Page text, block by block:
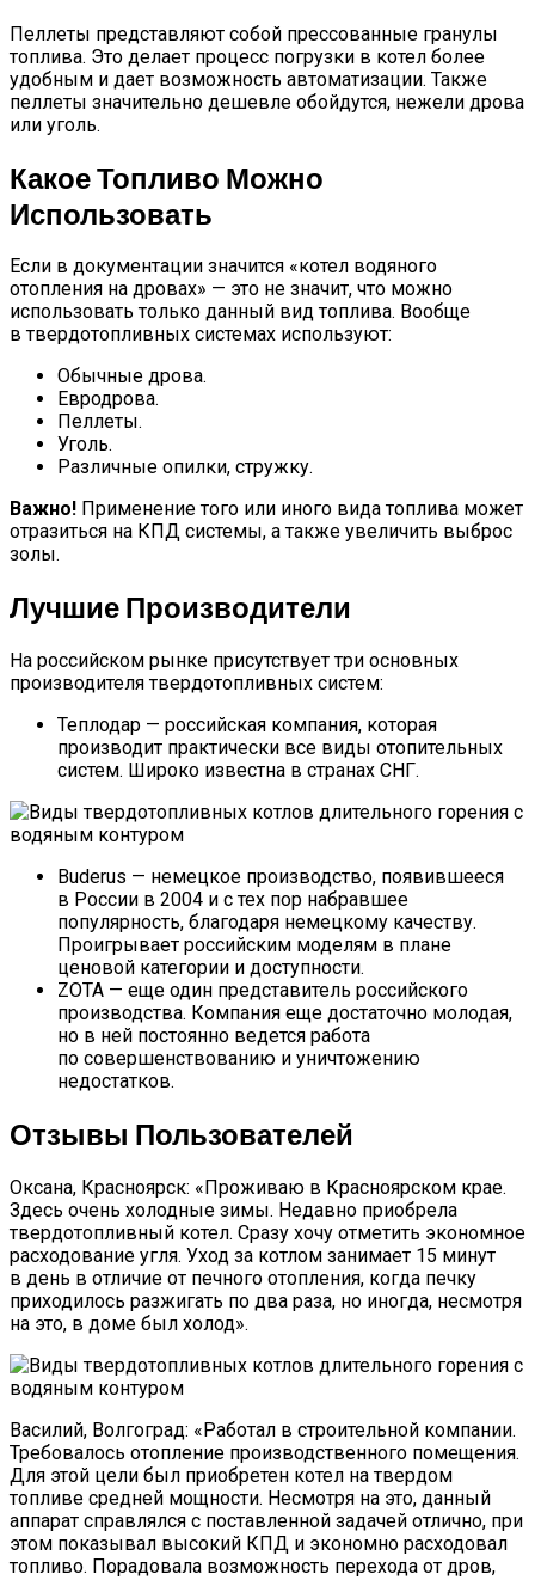
Пеллеты представляют собой прессованные гранулы
топлива. Это делает процесс погрузки в котел более
удобным и дает возможность автоматизации. Также
пеллеты значительно дешевле обойдутся, нежели дрова
или уголь.
Какое Топливо Можно
Использовать
Если в документации значится «котел водяного
отопления на дровах» — это не значит, что можно
использовать только данный вид топлива. Вообще
в твердотопливных системах используют:
Обычные дрова.
Евродрова.
Пеллеты.
Уголь.
Различные опилки, стружку.
Важно! Применение того или иного вида топлива может
отразиться на КПД системы, а также увеличить выброс
золы.
Лучшие Производители
На российском рынке присутствует три основных
производителя твердотопливных систем:
Теплодар — российская компания, которая
производит практически все виды отопительных
систем. Широко известна в странах СНГ.
Buderus — немецкое производство, появившееся
в России в 2004 и с тех пор набравшее
популярность, благодаря немецкому качеству.
Проигрывает российским моделям в плане
ценовой категории и доступности.
ZOTA — еще один представитель российского
производства. Компания еще достаточно молодая,
но в ней постоянно ведется работа
по совершенствованию и уничтожению
недостатков.
Отзывы Пользователей
Оксана, Красноярск: «Проживаю в Красноярском крае.
Здесь очень холодные зимы. Недавно приобрела
твердотопливный котел. Сразу хочу отметить экономное
расходование угля. Уход за котлом занимает 15 минут
в день в отличие от печного отопления, когда печку
приходилось разжигать по два раза, но иногда, несмотря
на это, в доме был холод».
Василий, Волгоград: «Работал в строительной компании.
Требовалось отопление производственного помещения.
Для этой цели был приобретен котел на твердом
топливе средней мощности. Несмотря на это, данный
аппарат справлялся с поставленной задачей отлично, при
этом показывал высокий КПД и экономно расходовал
топливо. Порадовала возможность перехода от дров,